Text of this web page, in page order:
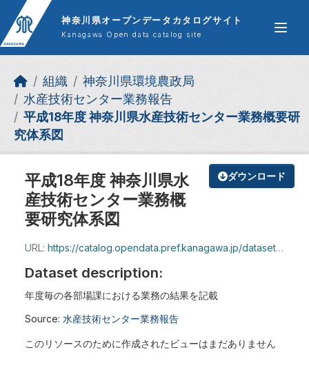
Skip to main content
神奈川県オープンデータカタログサイト
Kanagawa Open data catalog site
組織
神奈川県環境農政局
水産技術センター業務報告
平成18年度 神奈川県水産技術センター業務概要研
究体系図
ダウンロード
平成18年度 神奈川県水
産技術センター業務概
要研究体系図
URL: https://catalog.opendata.pref.kanagawa.jp/dataset/3eada4b5-63e2-4142-acba-26011077b624/resource/682f07f9-4fd1-4b0a-9662-de7d7f3e22df/download/718616.pdf
Dataset description:
年度毎の各部場課における業務の結果を記載
Source: 水産技術センター業務報告
このリソースのために作成されたビューはまだありません